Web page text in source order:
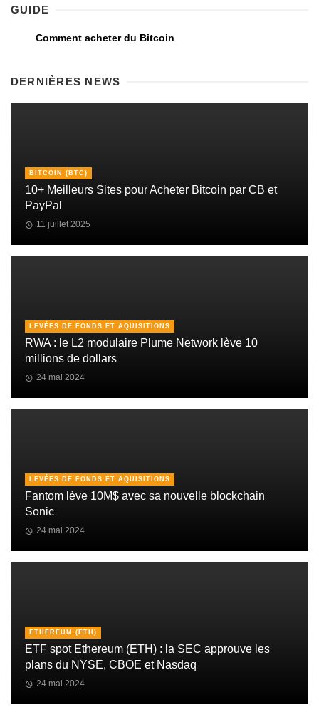
GUIDE
Comment acheter du Bitcoin
DERNIÈRES NEWS
BITCOIN (BTC)
10+ Meilleurs Sites pour Acheter Bitcoin par CB et
PayPal
11 juillet 2025
LEVÉES DE FONDS ET AQUISITIONS
RWA : le L2 modulaire Plume Network lève 10
millions de dollars
24 mai 2024
LEVÉES DE FONDS ET AQUISITIONS
Fantom lève 10M$ avec sa nouvelle blockchain
Sonic
24 mai 2024
ETHEREUM (ETH)
ETF spot Ethereum (ETH) : la SEC approuve les
plans du NYSE, CBOE et Nasdaq
24 mai 2024